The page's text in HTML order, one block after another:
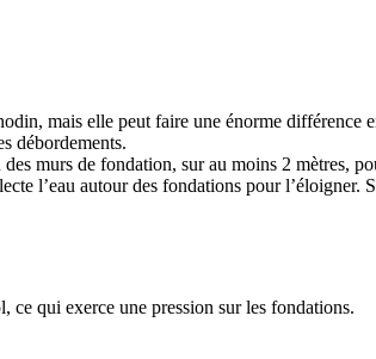
mais elle peut faire une énorme différence
débordements.
murs de fondation, sur au moins 2 mètres,
l’eau autour des fondations pour
ce qui exerce une pression sur les fondations.